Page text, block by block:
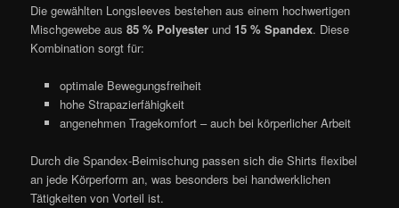
Die gewählten Longsleeves bestehen aus einem hochwertigen
Mischgewebe aus85 % Polyester und 15 % Spandex. Diese
Kombination sorgt für:
optimale Bewegungsfreiheit
hohe Strapazierfähigkeit
angenehmen Tragekomfort – auch bei körperlicher Arbeit
Durch die Spandex-Beimischung passen sich die Shirts flexibel
an jede Körperform an, was besonders bei handwerklichen
Tätigkeiten von Vorteil ist.